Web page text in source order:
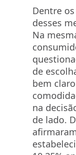
Dentre
desses
Na
de
bem
na
de lado.